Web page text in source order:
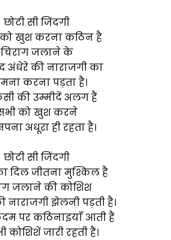
छोटी सी जिंदगी
खुश करना कठिन है
चिराग जलाने के
अंधेरे की नाराजगी का
करना पड़ता है।
की उम्मीदें अलग हैं
को खुश करने
अधूरा ही रहता है।
छोटी सी जिंदगी
दिल जीतना मुश्किल है
जलाने की कोशिश
नाराजगी झेलनी पड़ती है।
पर कठिनाइयाँ आती हैं
कोशिशें जारी रहती हैं।